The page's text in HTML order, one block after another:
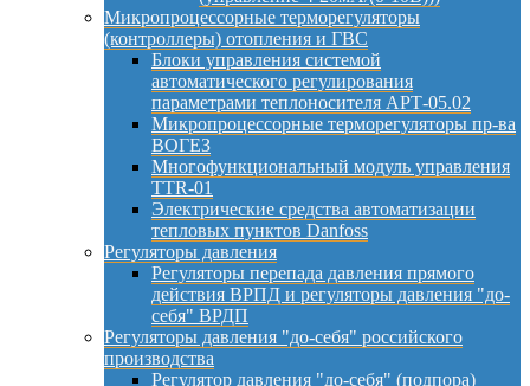
Микропроцессорные терморегуляторы
(контроллеры) отопления и ГВС
Блоки управления системой
автоматического регулирования
параметрами теплоносителя АРТ-05.02
Микропроцессорные терморегуляторы пр-ва
ВОГЕЗ
Многофункциональный модуль управления
TTR-01
Электрические средства автоматизации
тепловых пунктов Danfoss
Регуляторы давления
Регуляторы перепада давления прямого
действия ВРПД и регуляторы давления "до-
себя" ВРДП
Регуляторы давления "до-себя" российского
производства
Регулятор давления "до-себя" (подпора)